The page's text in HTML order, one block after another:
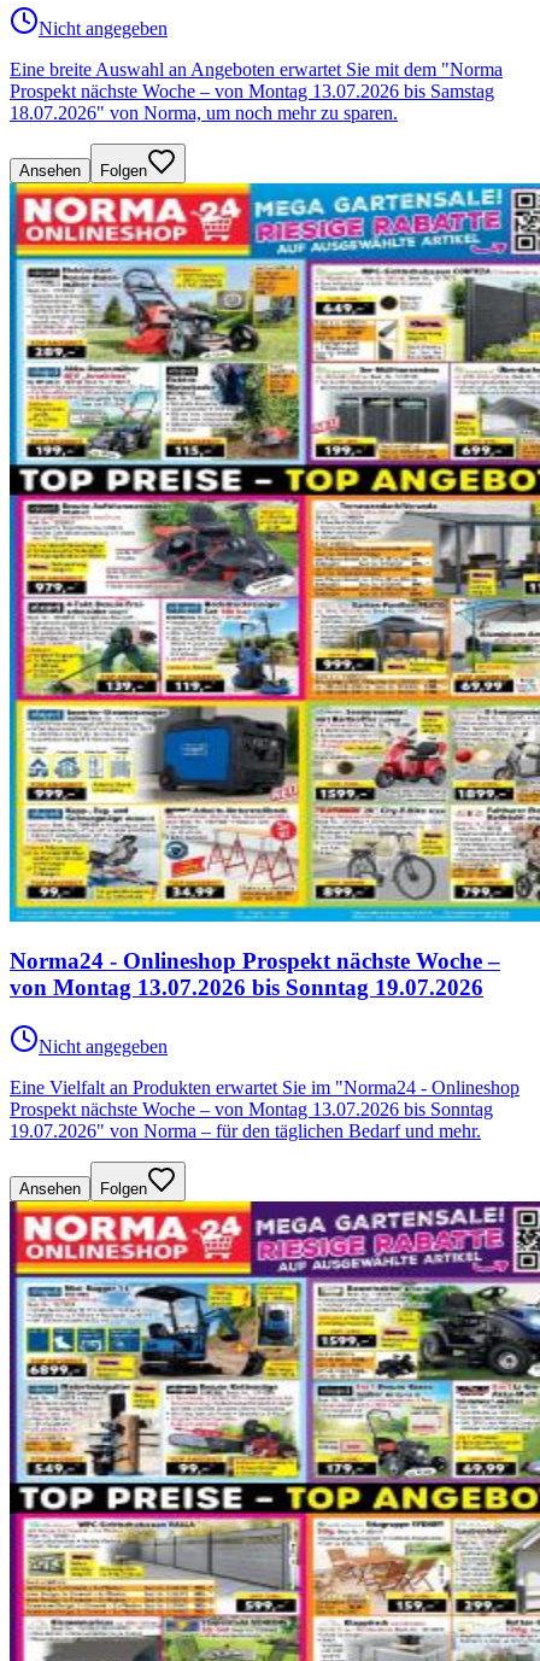
Nicht angegeben
Eine breite Auswahl an Angeboten erwartet Sie mit dem "Norma
Prospekt nächste Woche – von Montag 13.07.2026 bis Samstag
18.07.2026" von Norma, um noch mehr zu sparen.
Ansehen Folgen
Norma24 - Onlineshop Prospekt nächste Woche –
von Montag 13.07.2026 bis Sonntag 19.07.2026
Nicht angegeben
Eine Vielfalt an Produkten erwartet Sie im "Norma24 - Onlineshop
Prospekt nächste Woche – von Montag 13.07.2026 bis Sonntag
19.07.2026" von Norma – für den täglichen Bedarf und mehr.
Ansehen Folgen